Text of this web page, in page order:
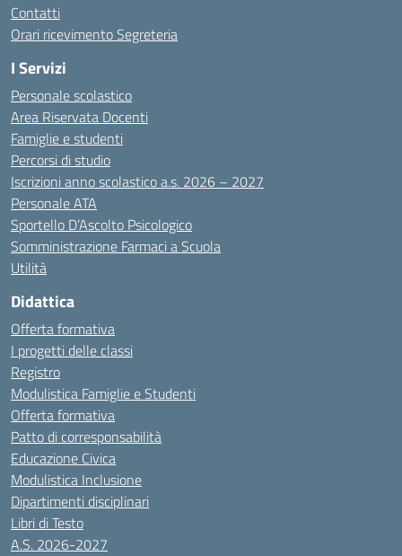
Contatti
Orari ricevimento Segreteria
I Servizi
Personale scolastico
Area Riservata Docenti
Famiglie e studenti
Percorsi di studio
Iscrizioni anno scolastico a.s. 2026 – 2027
Personale ATA
Sportello D’Ascolto Psicologico
Somministrazione Farmaci a Scuola
Utilità
Didattica
Offerta formativa
I progetti delle classi
Registro
Modulistica Famiglie e Studenti
Offerta formativa
Patto di corresponsabilità
Educazione Civica
Modulistica Inclusione
Dipartimenti disciplinari
Libri di Testo
A.S. 2026-2027